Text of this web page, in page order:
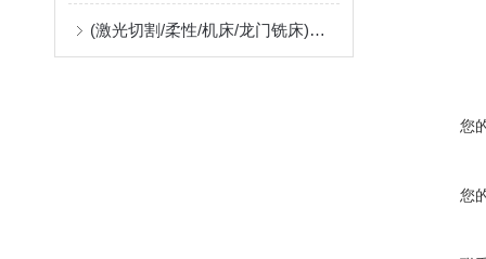
(激光切割/柔性/机床/龙门铣床)风琴防护罩生产厂，位于河北沧州售后好支持非标定制
您
您